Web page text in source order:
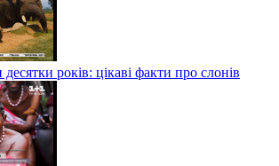
років: цікаві факти про слонів